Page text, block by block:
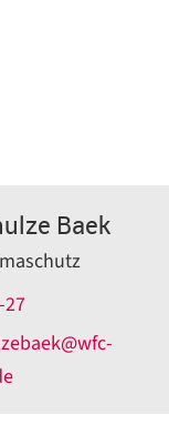
Baek
27